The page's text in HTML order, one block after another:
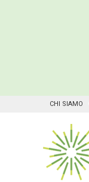
CHI SIAMO